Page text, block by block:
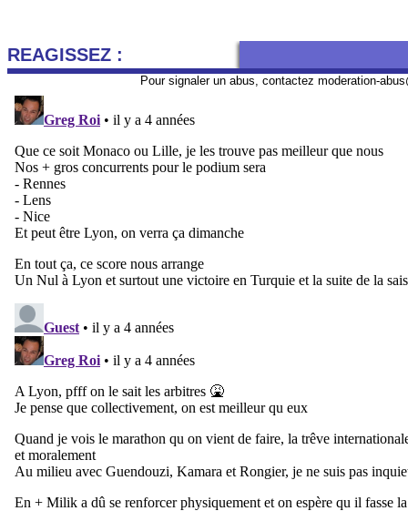
REAGISSEZ :
Pour signaler un abus, contactez moderation-